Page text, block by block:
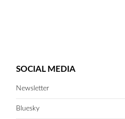
SOCIAL MEDIA
Newsletter
Bluesky